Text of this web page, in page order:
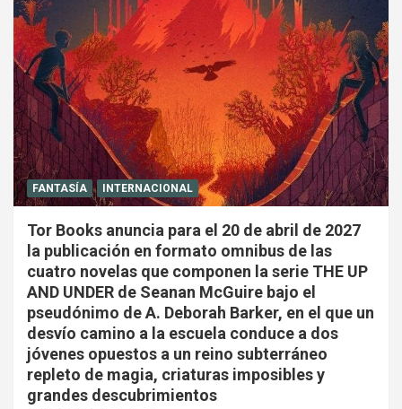
FANTASÍA INTERNACIONAL
Tor Books anuncia para el 20 de abril de 2027
la publicación en formato omnibus de las
cuatro novelas que componen la serie THE UP
AND UNDER de Seanan McGuire bajo el
pseudónimo de A. Deborah Barker, en el que un
desvío camino a la escuela conduce a dos
jóvenes opuestos a un reino subterráneo
repleto de magia, criaturas imposibles y
grandes descubrimientos